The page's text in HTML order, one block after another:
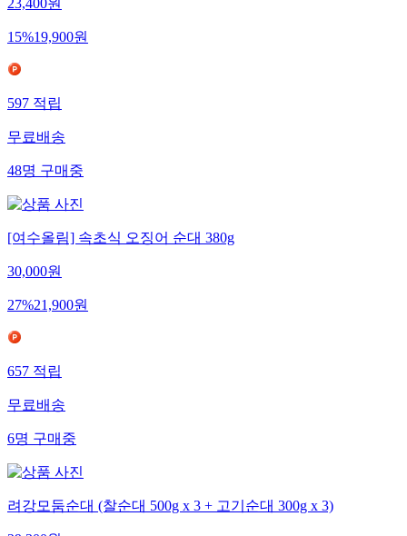
23,400원
15%19,900원
597적립
무료배송
48명구매중
[여수올림] 속초식 오징어 순대 380g
30,000원
27%21,900원
657적립
무료배송
6명구매중
려강모둠순대 (찰순대 500g x 3 + 고기순대 300g x 3)